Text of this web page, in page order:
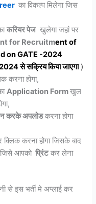
का विकल्प मिलेगा जिस
करियर पेजखुलेगा जहां पर
for Recruitment of
on GATE -2024
से सक्रिय किया जाएगा)
करना होगा,
Application Formखुल
करके अपलोडकरना होगा
करना होगा जिसके बाद
जिसे आपको प्रिंटकर लेना
से इस भर्ती मे अप्लाई कर